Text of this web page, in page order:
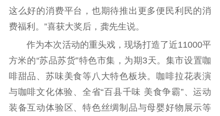
党建要闻 学习在线
文化人才
紫金人才 职称评审
数据资源
公共服务
这么好的消费平台，也期待推出更多便民利民的消
费福利。”喜获大奖后，龚先生说。
作为本次活动的重头戏，现场打造了近11000平
方米的“苏品苏货”特色市集，为期3天。集市设置咖
啡甜品、苏味美食等八大特色板块。咖啡拉花表演
与咖啡文化体验、全省“百县千味 美食争霸”、运动
装备互动体验区、特色丝绸制品与母婴好物展示等